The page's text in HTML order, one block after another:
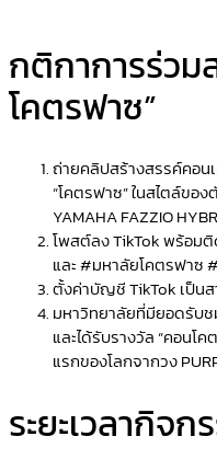
กติกาการร่ว
โคตรฟาซ”
ถ่ายคลิปสร้างสรรค์คอนเ
“โคตรฟาซ” ในสไตล์ขอ
YAMAHA FAZZIO
โพสต์ลง TikTok พร้อม
และ #มหาลัยโคตรฟาซ
ตั้งค่าบัญชี TikTok เป็น
มหาวิทยาลัยที่มียอดรับช
และได้รับรางวัล “คอน
แรกของโลกจากวง
ระยะเวลากิจ